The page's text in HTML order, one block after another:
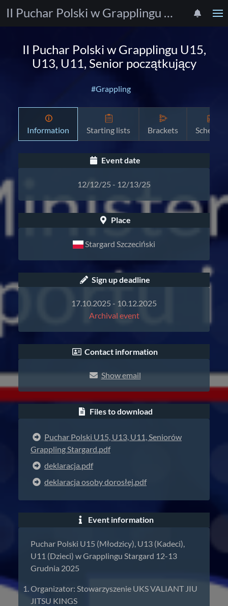
II Puchar Polski w Grapplingu U15, U13, U11, Senior początkujący
II Puchar Polski w Grapplingu U15,
U13, U11, Senior początkujący
#Grappling
Information Starting lists Brackets Schedule
Event date
12/12/25 - 12/13/25
Place
Stargard Szczeciński
Sign up deadline
17.10.2025 - 10.12.2025
Archival event
Contact information
Show email
Files to download
Puchar Polski U15, U13, U11, Seniorów
Grappling Stargard.pdf
deklaracja.pdf
deklaracja osoby dorosłej.pdf
Event information
Puchar Polski U15 (Młodzicy), U13 (Kadeci),
U11 (Dzieci) w Grapplingu Stargard 12-13
Grudnia 2025
Organizator: Stowarzyszenie UKS VALIANT JIU
JITSU KINGS